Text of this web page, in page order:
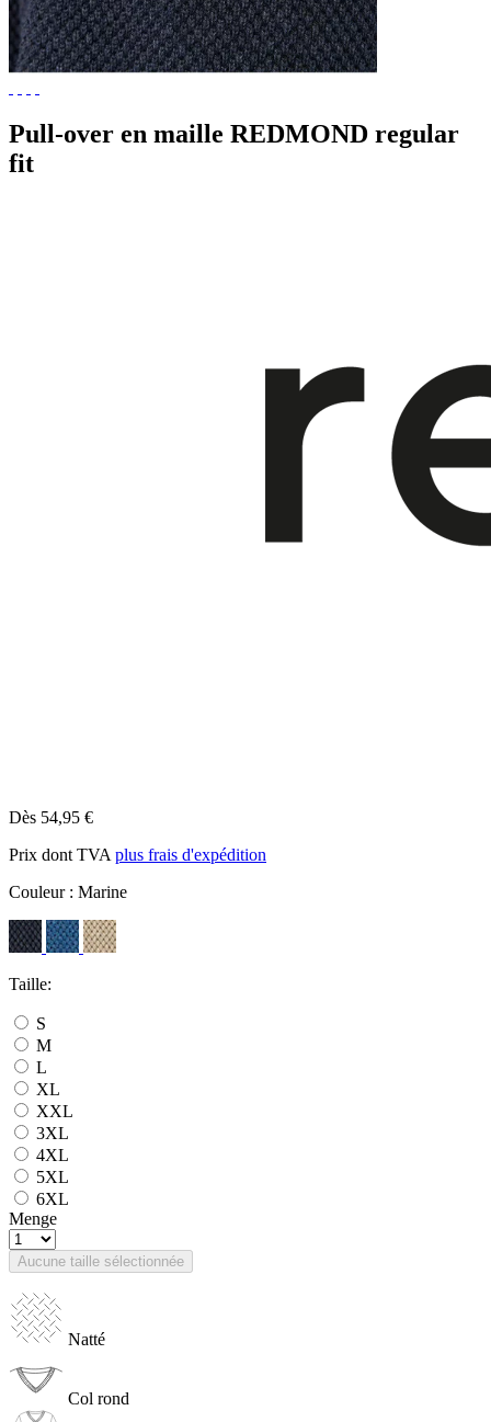
Pull-over en maille REDMOND regular
fit
Dès 54,95 €
Prix dont TVA plus frais d'expédition
Couleur : Marine
Taille:
S
M
L
XL
XXL
3XL
4XL
5XL
6XL
Menge
Aucune taille sélectionnée
Natté
Col rond